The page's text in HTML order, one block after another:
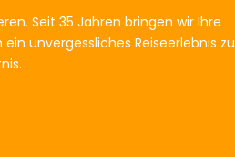
Seit 35 Jahren bringen wir Ihre
unvergessliches Reiseerlebnis zu